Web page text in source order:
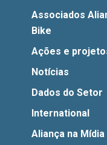
Associados
Bike
Ações e
Notícias
Dados do Setor
International
Aliança na Mídia